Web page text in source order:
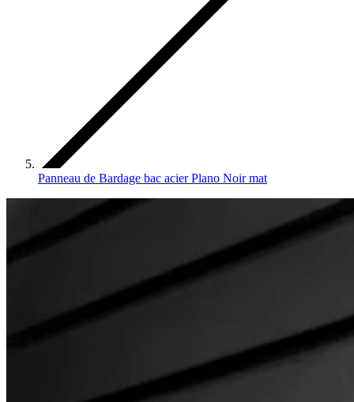
Panneau de Bardage bac acier Plano Noir mat